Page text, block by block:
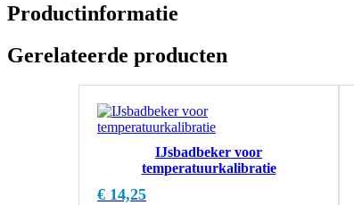
Productinformatie
Gerelateerde producten
IJsbadbeker voor
temperatuurkalibratie
€ 14,25